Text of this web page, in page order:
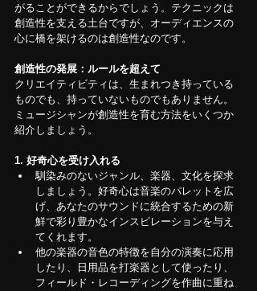
がることができるからでしょう。テクニックは
創造性を支える土台ですが、オーディエンスの
心に橋を架けるのは創造性なのです。
創造性の発展：ルールを超えて
クリエイティビティは、生まれつき持っている
ものでも、持っていないものでもありません。
ミュージシャンが創造性を育む方法をいくつか
紹介しましょう。
1. 好奇心を受け入れる
馴染みのないジャンル、楽器、文化を探求
しましょう。好奇心は音楽のパレットを広
げ、あなたのサウンドに統合するための新
鮮で彩り豊かなインスピレーションを与え
てくれます。
他の楽器の音色の特徴を自分の演奏に応用
したり、日用品を打楽器として使ったり、
フィールド・レコーディングを作曲に重ね